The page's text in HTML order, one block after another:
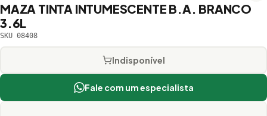
MAZA TINTA INTUMESCENTE B.A. BRANCO
3.6L
SKU 08408
Indisponível
Fale com um especialista